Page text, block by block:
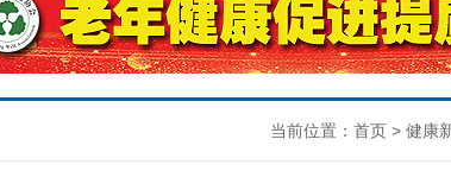
当前位置： 首页 > 健康